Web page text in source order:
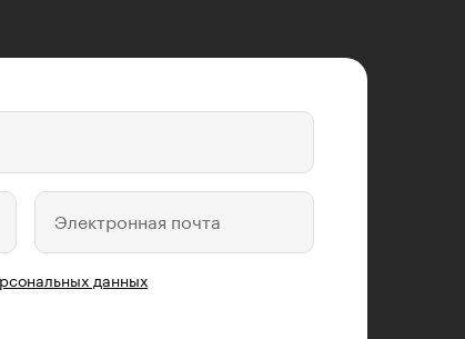
Электронная почта
данных